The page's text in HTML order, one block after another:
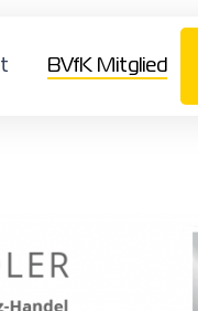
BVfK Mitglied